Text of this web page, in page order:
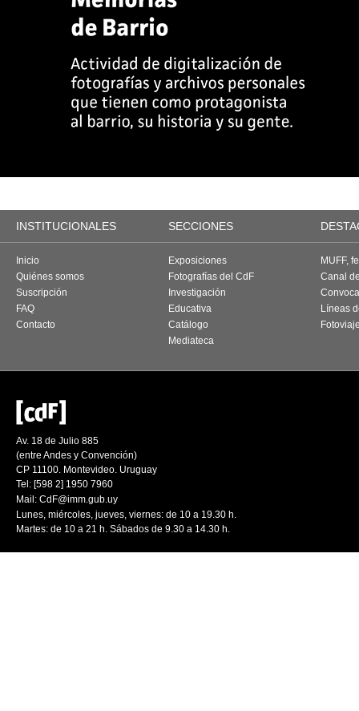
INSTITUCIONALES SECCIONES
Inicio
Quiénes somos
Suscripción
FAQ
Contacto
Exposiciones
Fotografías del CdF
Investigación
Educativa
Catálogo
Mediateca
MUFF,
Canal
Líneas
Av. 18 de Julio 885
(entre Andes y Convención)
CP 11100. Montevideo. Uruguay
Tel: [598 2] 1950 7960
Mail: CdF@imm.gub.uy
Lunes, miércoles, jueves, viernes: de 10 a 19.30 h.
Martes: de 10 a 21 h. Sábados de 9.30 a 14.30 h.